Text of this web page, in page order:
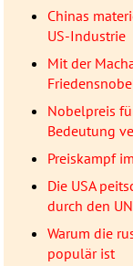
Chinas
US-Industrie
Mit der
Nobelpreis
Bedeutung
Preiskampf
Die USA
durch den
Warum die
populär ist